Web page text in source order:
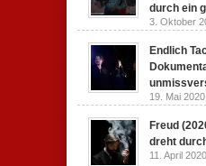
durch ein
3. Oktober
Endlich
19. Mai 2020,
Freud
dreht
11. April 2020,